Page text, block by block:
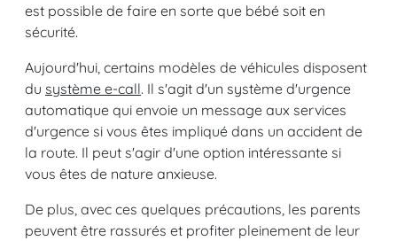
est possible de faire en sorte que bébé soit en
sécurité.
Aujourd'hui, certains modèles de véhicules disposent
du système e-call. Il s'agit d'un système d'urgence
automatique qui envoie un message aux services
d'urgence si vous êtes impliqué dans un accident de
la route. Il peut s'agir d'une option intéressante si
vous êtes de nature anxieuse.
De plus, avec ces quelques précautions, les parents
peuvent être rassurés et profiter pleinement de leur